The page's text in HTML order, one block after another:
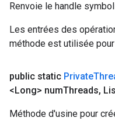
Renvoie le handle
Les entrées des
méthode est utilisée
public static Private
<Long> numThreads,
Méthode d'usine pour